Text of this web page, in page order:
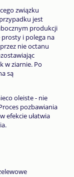
związku
jest
produkcji
i polega na
nie octanu
w ziarnie. Po
są
oleiste - nie
pozbawiania
efekcie ułatwia